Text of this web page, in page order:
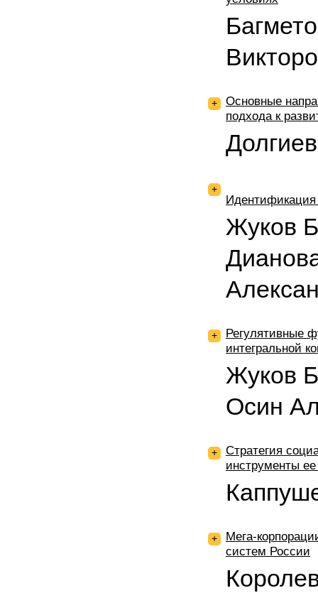
+
Основные
подхода к
+
Идентификация
Жуков
+
Регулятивные
интегральной
Жуков
Осин
+
Стратегия
инструменты
+
Мега-
систем России